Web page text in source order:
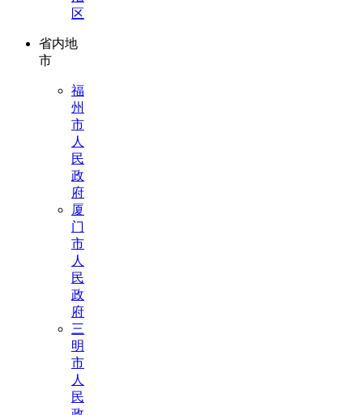
区
省内地
市
福
州
市
人
民
政
府
厦
门
市
人
民
政
府
三
明
市
人
民